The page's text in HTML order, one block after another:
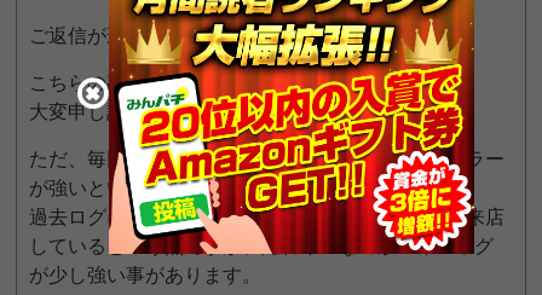
ご返信が遅れ、申し訳ありません。
こちらの勘違いで旧特日と記載しておりました。
大変申し訳ありません。
ただ、毎回なのかは不明ですが7の付く日のジャグラー
が強いという事はあります。
過去ログにてキャロルさんが仰っている7の日にも来店
しているという点ですが、隠れイベなのかマイジャグ
が少し強い事があります。